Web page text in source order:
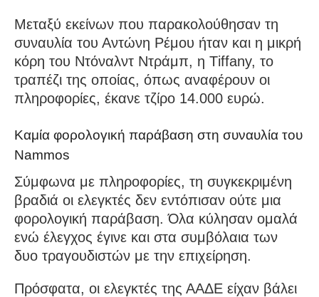
Μεταξύ εκείνων που παρακολούθησαν τη
συναυλία του Αντώνη Ρέμου ήταν και η μικρή
κόρη του Ντόναλντ Ντράμπ, η Τiffany, το
τραπέζι της οποίας, όπως αναφέρουν οι
πληροφορίες, έκανε τζίρο 14.000 ευρώ.
Καμία φορολογική παράβαση στη συναυλία του
Nammos
Σύμφωνα με πληροφορίες, τη συγκεκριμένη
βραδιά οι ελεγκτές δεν εντόπισαν ούτε μια
φορολογική παράβαση. Όλα κύλησαν ομαλά
ενώ έλεγχος έγινε και στα συμβόλαια των
δυο τραγουδιστών με την επιχείρηση.
Πρόσφατα, οι ελεγκτές της ΑΑΔΕ είχαν βάλει